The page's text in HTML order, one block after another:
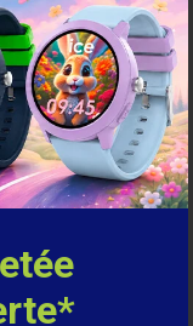
la collection